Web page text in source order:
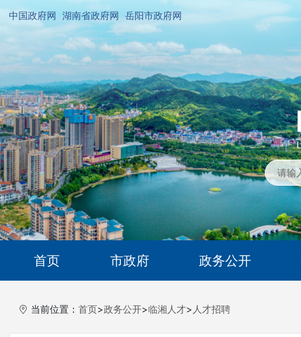
中国政府网 湖南省政府网 岳阳市政府网
首页 市政府 政务公开
当前位置： 首页>政务公开>临湘人才> 人才招聘